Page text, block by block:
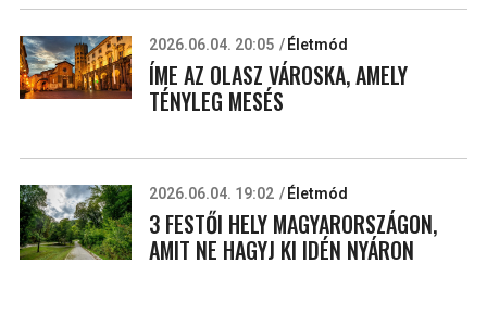
2026.06.04. 20:05 Életmód
ÍME AZ OLASZ VÁROSKA, AMELY
TÉNYLEG MESÉS
2026.06.04. 19:02 Életmód
3 FESTŐI HELY MAGYARORSZÁGON,
AMIT NE HAGYJ KI IDÉN NYÁRON